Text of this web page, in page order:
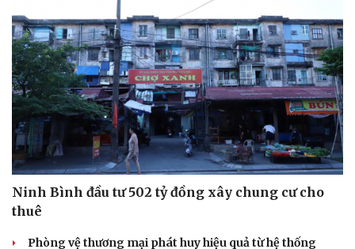
Ninh Bình đầu tư 502 tỷ đồng xây chung cư cho
thuê
Phòng vệ thương mại phát huy hiệu quả từ hệ thống